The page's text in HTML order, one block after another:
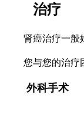
治疗
肾癌治疗一般
您与您的治疗
外科手术